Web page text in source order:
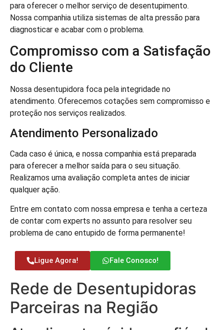
para oferecer o melhor serviço de desentupimento.
Nossa companhia utiliza sistemas de alta pressão para
diagnosticar e acabar com o problema.
Compromisso com a Satisfação
do Cliente
Nossa desentupidora foca pela integridade no
atendimento. Oferecemos cotações sem compromisso e
proteção nos serviços realizados.
Atendimento Personalizado
Cada caso é única, e nossa companhia está preparada
para oferecer a melhor saída para o seu situação.
Realizamos uma avaliação completa antes de iniciar
qualquer ação.
Entre em contato com nossa empresa e tenha a certeza
de contar com experts no assunto para resolver seu
problema de cano entupido de forma permanente!
Ligue Agora! Fale Conosco!
Rede de Desentupidoras
Parceiras na Região